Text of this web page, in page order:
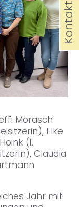
Morasch
Elke
(1.
Claudia
Jahr mit
Kontakt